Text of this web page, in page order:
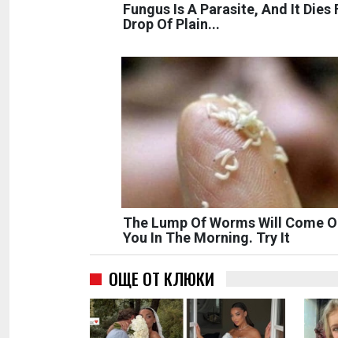
Fungus Is A Parasite, And It Dies
Drop Of Plain...
The Lump Of Worms Will Come
You In The Morning. Try It
ОЩЕ ОТ КЛЮКИ